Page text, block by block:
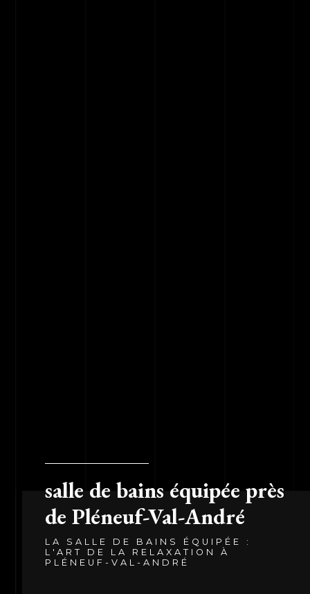
salle de bains équipée près
de Pléneuf-Val-André
LA SALLE DE BAINS ÉQUIPÉE :
L'ART DE LA RELAXATION À
PLÉNEUF-VAL-ANDRÉ